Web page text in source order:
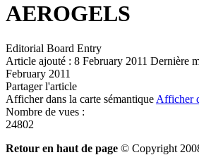
AEROGELS
Editorial Board Entry
Article ajouté : 8 February 2011 Dernière
February 2011
Partager l'article
Afficher dans la carte sémantique Afficher
Nombre de vues :
24802
Retour en haut de page © Copyright